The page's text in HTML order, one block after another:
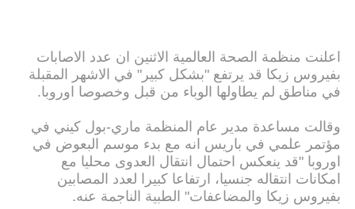
اعلنت منظمة الصحة العالمية الاثنين ان عدد الاصابات
بفيروس زيكا قد يرتفع "بشكل كبير" في الاشهر المقبلة
في مناطق لم يطاولها الوباء من قبل وخصوصا اوروبا.
وقالت مساعدة مدير عام المنظمة ماري-بول كيني في
مؤتمر علمي في باريس انه مع بدء موسم البعوض في
اوروبا "قد ينعكس احتمال انتقال العدوى محليا مع
امكانات انتقاله جنسيا، ارتفاعا كبيرا لعدد المصابين
بفيروس زيكا والمضاعفات" الطبية الناجمة عنه.